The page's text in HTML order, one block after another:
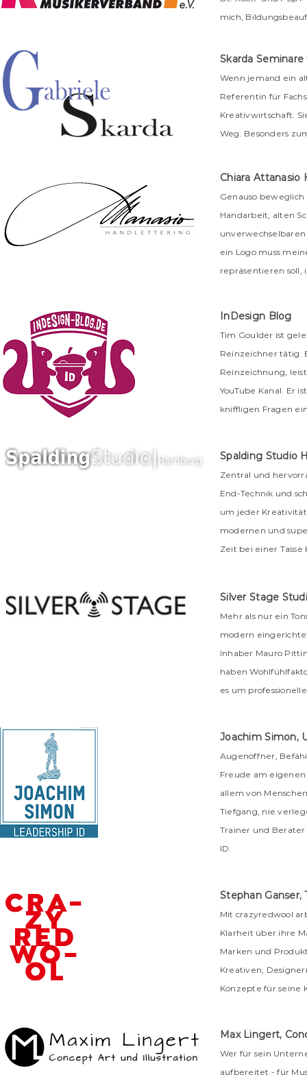
mich,
Skarda
Wenn jemand ein
Referentin für
Kreativwirtschaft.
Weg. Besonders
Chiara
Genauso
Handarbeit, alten
ein Logo muss
repräsentieren
InDesign Blog
Tim Goulder ist
Reinzeichner tätig.
Reinzeichnung,
YouTube Kanal. Er
kniffligen Fragen
Spalding Studio
Zentral und
End-Technik und
um jeder
modernen und
Zeit bei einer
Silver Stage
Mehr als nur ein
modern
Inhaber Mauro
haben
es um
Joachim Simon,
Augenöffner,
Freude am
allem von
Tiefgang, nie
Trainer und
ID.
Stephan
Mit crazyredwool
Klarheit über ihre
Marken und
Kreativen,
Konzepte für seine
Max Lingert,
Wer für sein
aufbereitet - für